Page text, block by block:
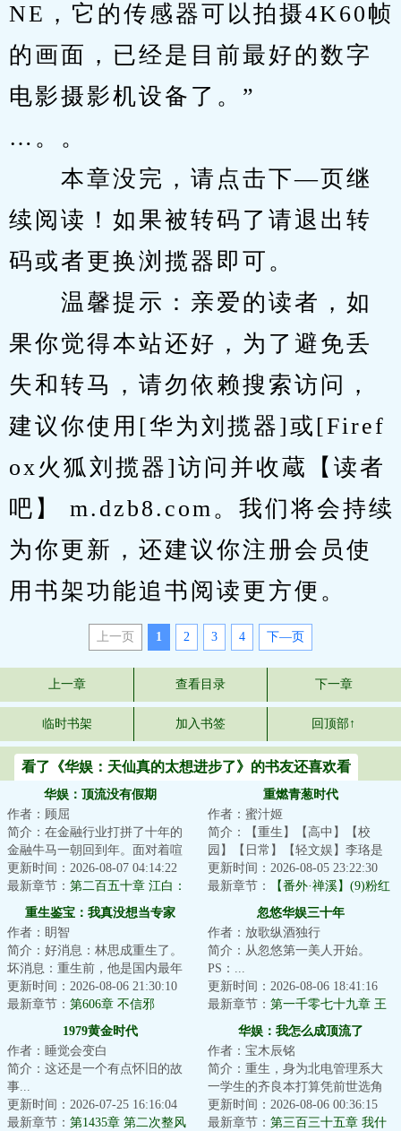
NE，它的传感器可以拍摄4K60帧
的画面，已经是目前最好的数字
电影摄影机设备了。”
…。。
本章没完，请点击下—页继
续阅读！如果被转码了请退出转
码或者更换浏揽器即可。
温馨提示：亲爱的读者，如
果你觉得本站还好，为了避免丢
失和转马，请勿依赖搜索访问，
建议你使用[华为刘揽器]或[Firef
ox火狐刘揽器]访问并收蔵【读者
吧】 m.dzb8.com。我们将会持续
为你更新，还建议你注册会员使
用书架功能追书阅读更方便。
上一页 1 2 3 4 下—页
上一章 查看目录 下一章
临时书架 加入书签 回顶部↑
看了《华娱：天仙真的太想进步了》的书友还喜欢看
华娱：顶流没有假期
作者：顾屈
简介：在金融行业打拼了十年的
金融牛马一朝回到年。面对着喧
喧扰扰的世界，江白咧嘴一笑。
金融？狗都不干...
更新时间：2026-08-07 04:14:22
最新章节： 第二百五十章 江白：
全场目光向我看齐！
重燃青葱时代
作者：蜜汁姬
简介：【重生】【高中】【校
园】【日常】【轻文娱】李珞是
一名岁的无业……灵活就业者。
毕业后写过小说，...
更新时间：2026-08-05 23:22:30
最新章节：
【番外·禅溪】(9)粉红
重生鉴宝：我真没想当专家
作者：眀智
简介：好消息：林思成重生了。
坏消息：重生前，他是国内最年
轻的考古学家，文物鉴定、保护
及修复等学科带...
更新时间：2026-08-06 21:30:10
最新章节： 第606章 不信邪
忽悠华娱三十年
作者：放歌纵酒独行
简介：从忽悠第一美人开始。
PS：...
更新时间：2026-08-06 18:41:16
最新章节： 第一千零七十九章 王
玉文来袭？《大象席地而坐》
1979黄金时代
作者：睡觉会变白
简介：这还是一个有点怀旧的故
事...
更新时间：2026-07-25 16:16:04
最新章节： 第1435章 第二次整风
华娱：我怎么成顶流了
作者：宝木辰铭
简介：重生，身为北电管理系大
一学生的齐良本打算凭前世选角
导演的经验，积攒人脉资本重操
旧业。没想到进...
更新时间：2026-08-06 00:36:15
最新章节： 第三百三十五章 我什